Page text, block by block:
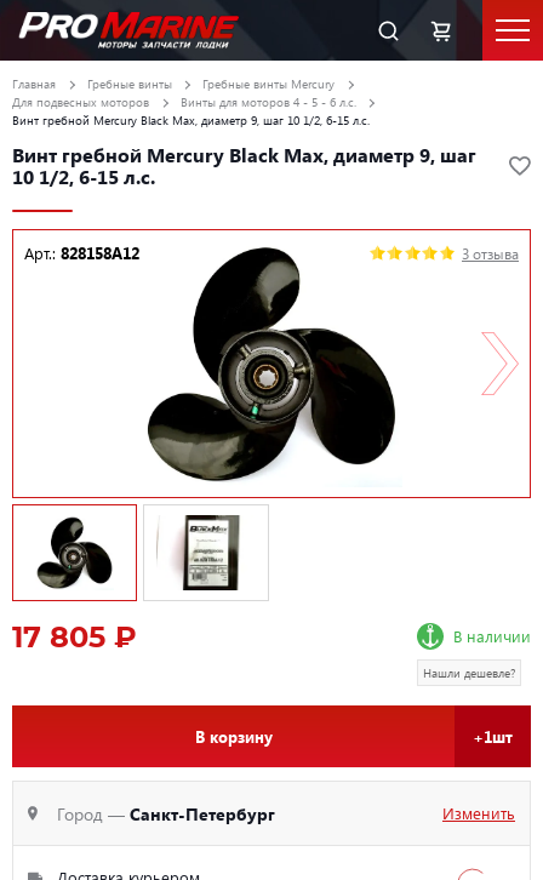
Главная Гребные винты
Гребные винты Mercury
Для подвесных моторов
Винты для моторов 4 - 5 - 6 л.с.
Винт гребной Mercury Black Max, диаметр 9, шаг 10 1/2, 6-15 л.с.
Винт гребной Mercury Black Max, диаметр 9, шаг
10 1/2, 6-15 л.с.
Арт.: 828158A12 3 отзыва
17 805 ₽ В наличии
Нашли дешевле?
В корзину +1шт
Город — Санкт-Петербург Изменить